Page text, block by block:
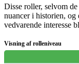
Disse roller, selvom
nuancer i historien, og
vedvarende interesse
Visning af rolleniveau